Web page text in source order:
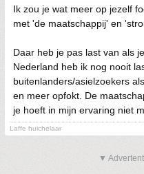
Ik zou je wat meer op jezelf
met 'de maatschappij' en
Daar heb je pas last van als
Nederland heb ik nog nooit
buitenlanders/asielzoekers
en meer opfokt. De
je hoeft in mijn ervaring niet
Laffe huichelaar
▼